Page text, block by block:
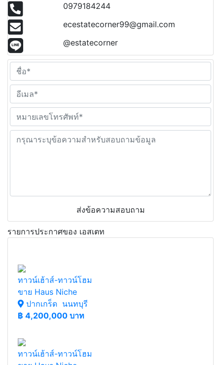
0979184244
ecestatecorner99@gmail.com
@estatecorner
ส่งข้อความสอบถาม
รายการประกาศของ เอสเตท
ทาวน์เฮ้าส์-ทาวน์โฮม
ขาย Haus Niche
ปากเกร็ด นนทบุรี
฿ 4,200,000 บาท
ทาวน์เฮ้าส์-ทาวน์โฮม